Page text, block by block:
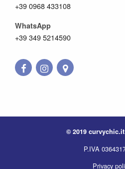
+39 0968 433108
WhatsApp
+39 349 5214590
© 2019
P.IVA
Privacy